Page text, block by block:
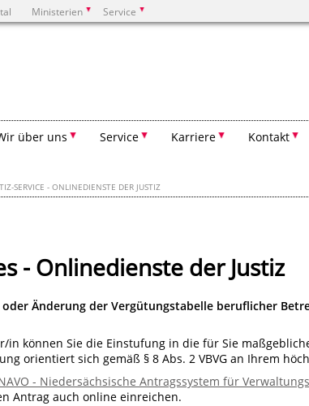
Ministerien Service
über uns Service Karriere Kontakt
SERVICE - ONLINEDIENSTE DER JUSTIZ
- Onlinedienste der Justiz
Änderung der Vergütungstabelle beruflicher
in können Sie die Einstufung in die für Sie
orientiert sich gemäß § 8 Abs. 2 VBVG an Ihrem
- Niedersächsische Antragssystem für
Antrag auch online einreichen.